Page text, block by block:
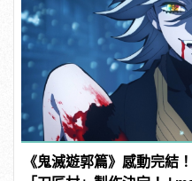
《鬼滅遊郭篇》感動完結